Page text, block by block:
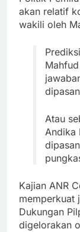
akan relatif
wakili oleh
Atau
Andika
Kajian ANR
memperkuat
Dukungan
digelorakan